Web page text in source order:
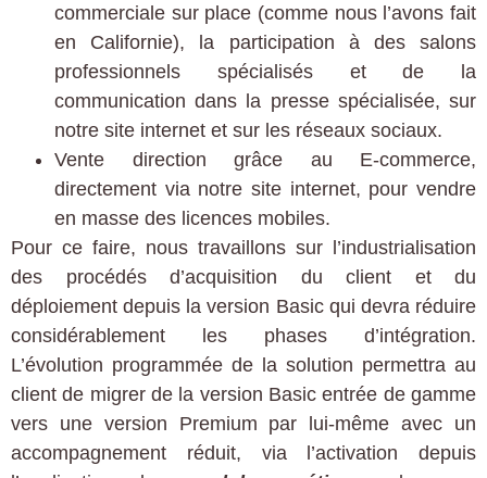
commerciale sur place (comme nous l’avons fait
en Californie), la participation à des salons
professionnels spécialisés et de la
communication dans la presse spécialisée, sur
notre site internet et sur les réseaux sociaux.
Vente direction grâce au E-commerce,
directement via notre site internet, pour vendre
en masse des licences mobiles.
Pour ce faire, nous travaillons sur l’industrialisation
des procédés d’acquisition du client et du
déploiement depuis la version Basic qui devra réduire
considérablement les phases d’intégration.
L’évolution programmée de la solution permettra au
client de migrer de la version Basic entrée de gamme
vers une version Premium par lui-même avec un
accompagnement réduit, via l’activation depuis